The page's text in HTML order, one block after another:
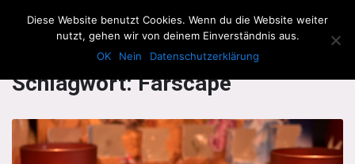
The Howling Men
Schlagwort:Farscape
Diese Website benutzt Cookies. Wenn du die Website weiter
nutzt, gehen wir von deinem Einverständnis aus.
OK
Nein Datenschutzerklärung